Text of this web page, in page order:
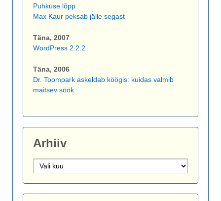
Puhkuse lõpp
Max Kaur peksab jälle segast
Täna, 2007
WordPress 2.2.2
Täna, 2006
Dr. Toompark askeldab köögis: kuidas valmib
maitsev söök
Arhiiv
Arhiiv